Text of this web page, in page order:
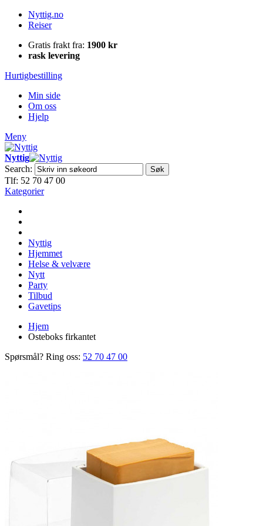
Nyttig.no
Reiser
Gratis frakt fra: 1900 kr
rask levering
Hurtigbestilling
Min side
Om oss
Hjelp
Meny
Nyttig
Search:
Søk
Tlf: 52 70 47 00
Kategorier
Nyttig
Hjemmet
Helse & velvære
Nytt
Party
Tilbud
Gavetips
Hjem
Osteboks firkantet
Spørsmål? Ring oss: 52 70 47 00